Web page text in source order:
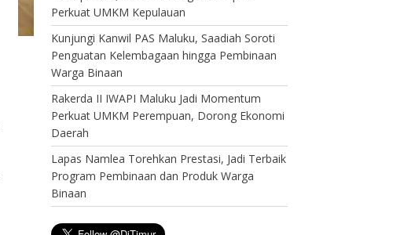
Perkuat UMKM Kepulauan
Kunjungi Kanwil PAS Maluku, Saadiah Soroti
Penguatan Kelembagaan hingga Pembinaan
Warga Binaan
Rakerda II IWAPI Maluku Jadi Momentum
Perkuat UMKM Perempuan, Dorong Ekonomi
Daerah
Lapas Namlea Torehkan Prestasi, Jadi Terbaik
Program Pembinaan dan Produk Warga
Binaan